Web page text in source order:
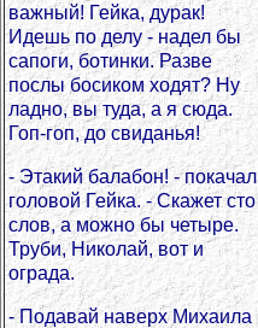
важный! Гейка, дурак!
Идешь по делу - надел бы
сапоги, ботинки. Разве
послы босиком ходят? Ну
ладно, вы туда, а я сюда.
Гоп-гоп, до свиданья!
- Этакий балабон! - покачал
головой Гейка. - Скажет сто
слов, а можно бы четыре.
Труби, Николай, вот и
ограда.
- Подавай наверх Михаила